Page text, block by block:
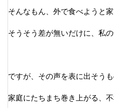
そんなもん、外で食べようと
そうそう差が無いだけに、私
ですが、その声を表に出そう
家庭にたちまち巻き上がる、